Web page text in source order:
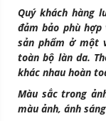
Quý khách hàng
đảm bảo phù
sản phẩm ở một
toàn bộ làn da.
khác nhau hoàn
Màu sắc trong
màu ảnh, ánh